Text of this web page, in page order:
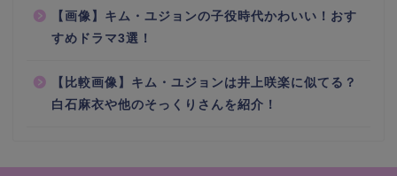
【画像】キム・ユジョンの子役時代かわいい！おす
すめドラマ3選！
【比較画像】キム・ユジョンは井上咲楽に似てる？
白石麻衣や他のそっくりさんを紹介！